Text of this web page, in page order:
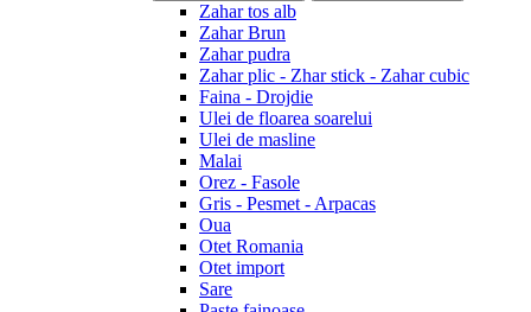
Zahar tos alb
Zahar Brun
Zahar pudra
Zahar plic - Zhar stick - Zahar cubic
Faina - Drojdie
Ulei de floarea soarelui
Ulei de masline
Malai
Orez - Fasole
Gris - Pesmet - Arpacas
Oua
Otet Romania
Otet import
Sare